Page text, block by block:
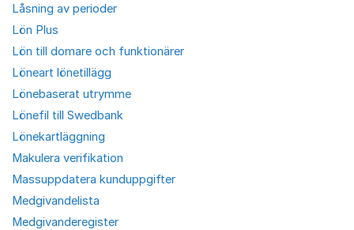
Låsning av perioder
Lön Plus
Lön till domare och funktionärer
Löneart lönetillägg
Lönebaserat utrymme
Lönefil till Swedbank
Lönekartläggning
Makulera verifikation
Massuppdatera kunduppgifter
Medgivandelista
Medgivanderegister